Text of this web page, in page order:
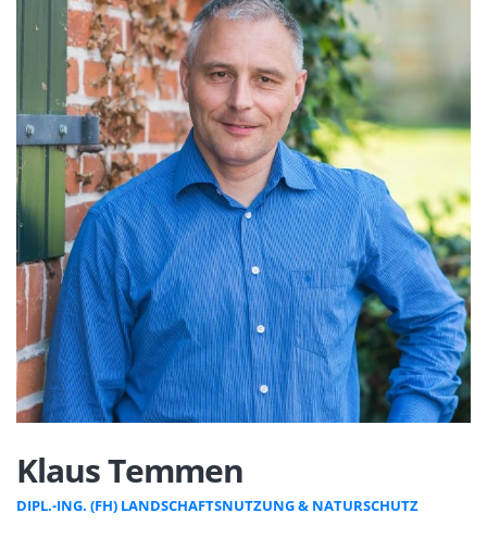
Klaus Temmen
DIPL.-ING. (FH) LANDSCHAFTSNUTZUNG & NATURSCHUTZ